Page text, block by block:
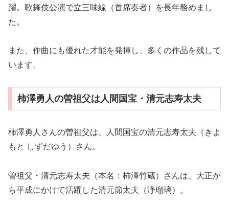
躍。歌舞伎公演で立三味線（首席奏者）を長年務めまし
た。
また、作曲にも優れた才能を発揮し、多くの作品を残して
います。
柿澤勇人の曽祖父は人間国宝・清元志寿太夫
柿澤勇人さんの曽祖父は、人間国宝の清元志寿太夫（きよ
もと しずだゆう）さん。
曽祖父・清元志寿太夫（本名：柿澤竹蔵）さんは、大正か
ら平成にかけて活躍した清元節太夫（浄瑠璃）。